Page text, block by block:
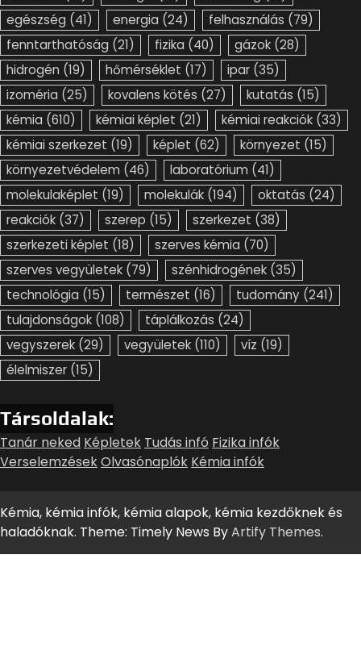
egészség (41) energia (24) felhasználás (79)
fenntarthatóság (21) fizika (40) gázok (28)
hidrogén (19) hőmérséklet (17) ipar (35)
izoméria (25) kovalens kötés (27) kutatás (15)
kémia (610) kémiai képlet (21) kémiai reakciók (33)
kémiai szerkezet (19) képlet (62) környezet (15)
környezetvédelem (46) laboratórium (41)
molekulaképlet (19) molekulák (194) oktatás (24)
reakciók (37) szerep (15) szerkezet (38)
szerkezeti képlet (18) szerves kémia (70)
szerves vegyületek (79) szénhidrogének (35)
technológia (15) természet (16) tudomány (241)
tulajdonságok (108) táplálkozás (24)
vegyszerek (29) vegyületek (110) víz (19)
élelmiszer (15)
Társoldalak:
Tanár neked Képletek Tudás infó Fizika infók
VerselemzésekOlvasónaplók Kémia infók
Kémia, kémia infók, kémia alapok, kémia kezdőknek és
haladóknak. Theme: Timely News ByArtify Themes.